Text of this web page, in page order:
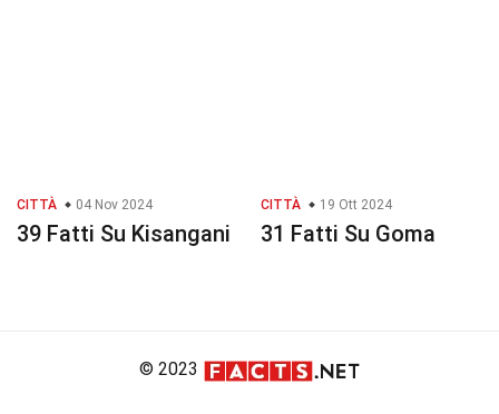
CITTÀ 04 Nov 2024
39 Fatti Su Kisangani
CITTÀ 19 Ott 2024
31 Fatti Su Goma
© 2023